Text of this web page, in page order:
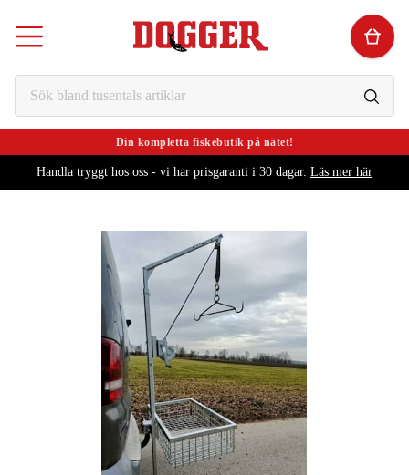
Din kompletta fiskebutik på nätet!
Handla tryggt hos oss - vi har prisgaranti i 30 dagar. Läs mer här